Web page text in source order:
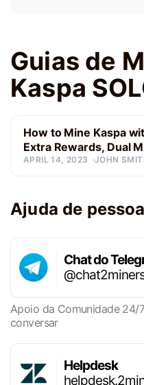
Guias de
Kaspa
How to Mine Kaspa
Extra Rewards, Dual
APRIL 14, 2023 JOHN
Ajuda de
Chat do
Apoio da Comunidade 24/
conversar
Helpdesk